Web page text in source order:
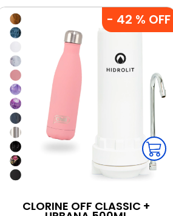
- 42 % OFF
CLORINE OFF CLASSIC +